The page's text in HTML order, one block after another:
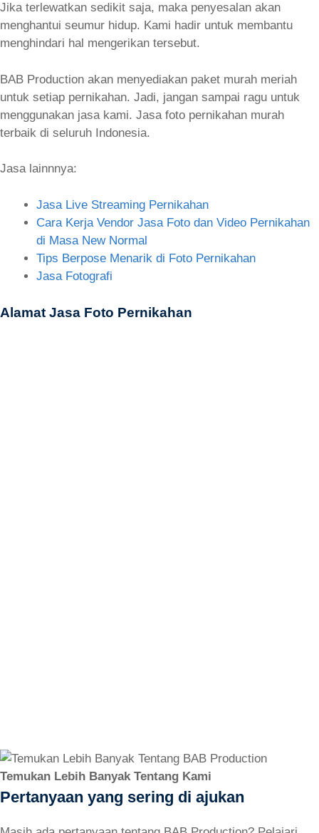
Jika terlewatkan sedikit saja, maka penyesalan akan
menghantui seumur hidup. Kami hadir untuk membantu
menghindari hal mengerikan tersebut.
BAB Production akan menyediakan paket murah meriah
untuk setiap pernikahan. Jadi, jangan sampai ragu untuk
menggunakan jasa kami. Jasa foto pernikahan murah
terbaik di seluruh Indonesia.
Jasa lainnnya:
Jasa Live Streaming Pernikahan
Cara Kerja Vendor Jasa Foto dan Video Pernikahan
di Masa New Normal
Tips Berpose Menarik di Foto Pernikahan
Jasa Fotografi
Alamat Jasa Foto Pernikahan
Temukan Lebih Banyak Tentang Kami
Pertanyaan yang sering di ajukan